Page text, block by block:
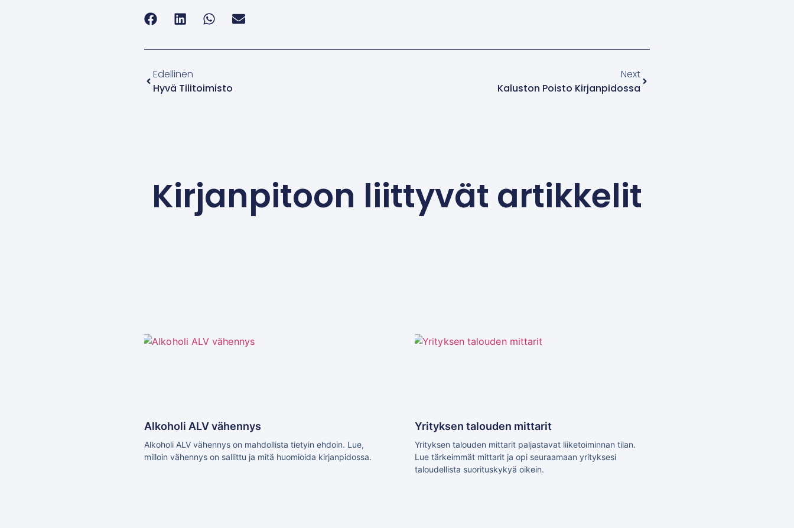
Edellinen
Hyvä Tilitoimisto
Next
Kaluston Poisto Kirjanpidossa
Kirjanpitoon liittyvät artikkelit
Alkoholi ALV vähennys
Alkoholi ALV vähennys on mahdollista tietyin ehdoin. Lue,
milloin vähennys on sallittu ja mitä huomioida kirjanpidossa.
Yrityksen talouden mittarit
Yrityksen talouden mittarit paljastavat liiketoiminnan tilan.
Lue tärkeimmät mittarit ja opi seuraamaan yrityksesi
taloudellista suorituskykyä oikein.